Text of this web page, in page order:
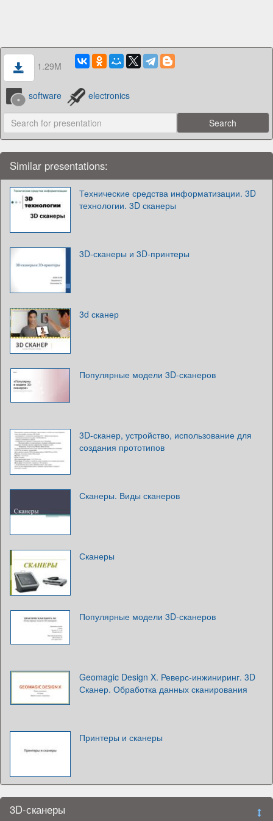
1.29M
software electronics
Similar presentations:
Технические средства информатизации. 3D
технологии. 3D сканеры
3D-сканеры и 3D-принтеры
3d сканер
Популярные модели 3D-сканеров
3D-сканер, устройство, использование для
создания прототипов
Сканеры. Виды сканеров
Сканеры
Популярные модели 3D-сканеров
Geomagic Design X. Реверс-инжиниринг. 3D
Сканер. Обработка данных сканирования
Принтеры и сканеры
3D-сканеры